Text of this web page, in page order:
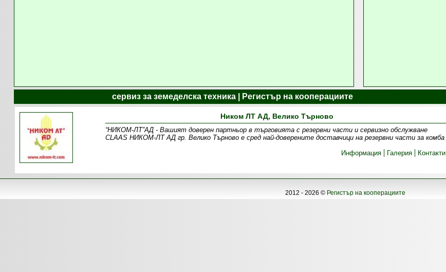
сервиз за земеделска техника | Регистър на кооперациите
Ником ЛТ АД, Велико Търново
“НИКОМ-ЛТ”АД - Вашият доверен партньор в търговията с резервни части и сервизно обслужване
CLAAS НИКОМ-ЛТ АД гр. Велико Търново е сред най-доверените доставчици на резервни части за комба
Информация
Галерия Контакти
2012 - 2026 © Регистър на кооперациите